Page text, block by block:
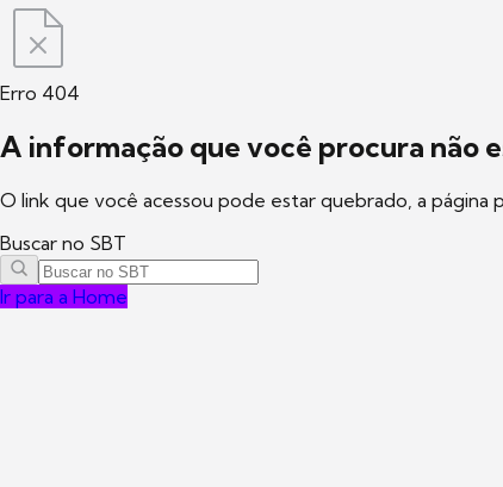
Erro 404
A informação que você procura não
O link que você acessou pode estar quebrado, a
Buscar no SBT
Ir para a Home